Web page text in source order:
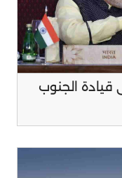
قيادة الجنوب